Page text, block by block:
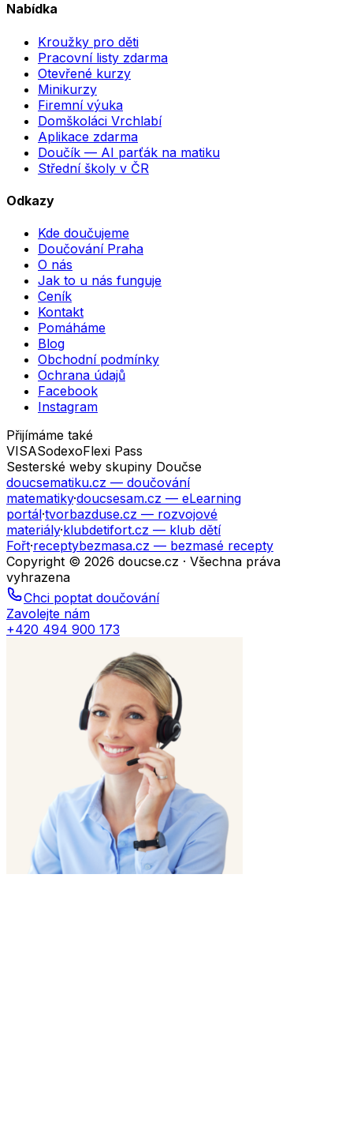
Nabídka
Kroužky pro děti
Pracovní listy zdarma
Otevřené kurzy
Minikurzy
Firemní výuka
Domškoláci Vrchlabí
Aplikace zdarma
Doučík — AI parťák na matiku
Střední školy v ČR
Odkazy
Kde doučujeme
Doučování Praha
O nás
Jak to u nás funguje
Ceník
Kontakt
Pomáháme
Blog
Obchodní podmínky
Ochrana údajů
Facebook
Instagram
Přijímáme také
VISASodexoFlexi Pass
Sesterské weby skupiny Doučse
doucsematiku.cz — doučování
matematiky·doucsesam.cz — eLearning
portál·tvorbazduse.cz — rozvojové
materiály·klubdetifort.cz — klub dětí
Fořt·receptybezmasa.cz — bezmasé recepty
Copyright © 2026 doucse.cz · Všechna práva
vyhrazena
Chci poptat doučování
Zavolejte nám
+420 494 900 173